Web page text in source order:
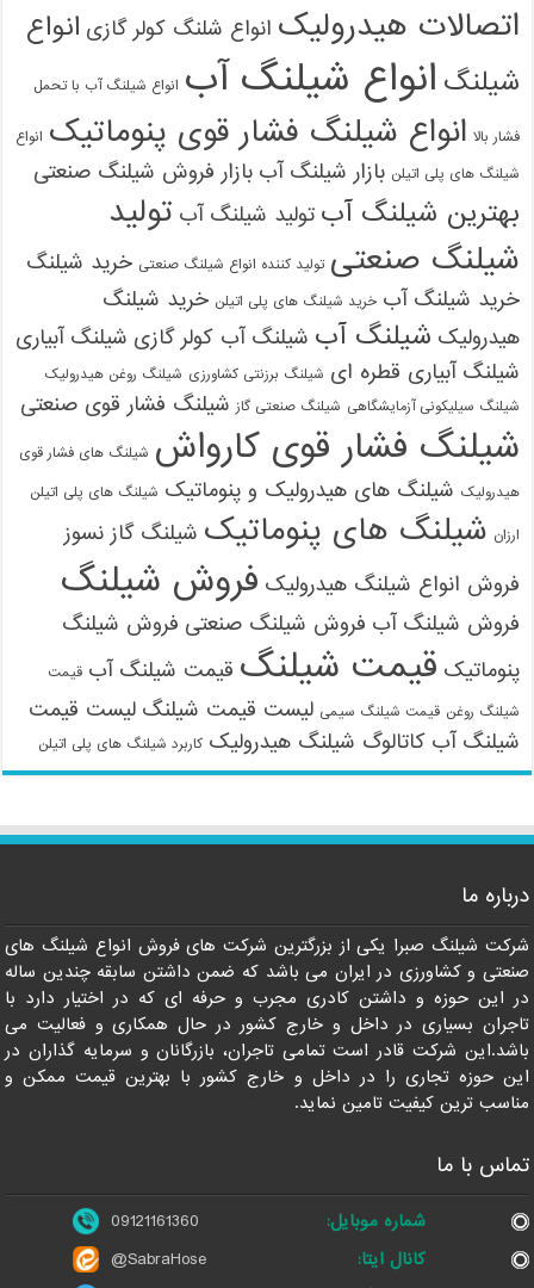
اتصالات هیدرولیک انواع شلنگ کولر گازی انواع
شیلنگ انواع شیلنگ آب انواع شیلنگ آب با تحمل
فشار بالا انواع شیلنگ فشار قوی پنوماتیک انواع
شیلنگ های پلی اتیلن بازار شیلنگ آب بازار فروش شیلنگ صنعتی
بهترین شیلنگ آب تولید شیلنگ آب تولید
شیلنگ صنعتی تولید کننده انواع شیلنگ صنعتی خرید شیلنگ
خرید شیلنگ آب خرید شیلنگ های پلی اتیلن خرید شیلنگ
هیدرولیک شیلنگ آب شیلنگ آب کولر گازی شیلنگ آبیاری
شیلنگ آبیاری قطره ای شیلنگ برزنتی کشاورزی شیلنگ روغن هیدرولیک
شیلنگ سیلیکونی آزمایشگاهی شیلنگ صنعتی گاز شیلنگ فشار قوی صنعتی
شیلنگ فشار قوی کارواش شیلنگ های فشار قوی
هیدرولیک شیلنگ های هیدرولیک و پنوماتیک شیلنگ های پلی اتیلن
ارزان شیلنگ های پنوماتیک شیلنگ گاز نسوز
فروش انواع شیلنگ هیدرولیک فروش شیلنگ
فروش شیلنگ آب فروش شیلنگ صنعتی فروش شیلنگ
پنوماتیک قیمت شیلنگ قیمت شیلنگ آب قیمت
شیلنگ روغن قیمت شیلنگ سیمی لیست قیمت شیلنگ لیست قیمت
شیلنگ آب کاتالوگ شیلنگ هیدرولیک کاربرد شیلنگ های پلی اتیلن
درباره ما
شرکت شیلنگ صبرا یکی از بزرگترین شرکت های فروش انواع شیلنگ های
صنعتی و کشاورزی در ایران می باشد که ضمن داشتن سابقه چندین ساله
در این حوزه و داشتن کادری مجرب و حرفه ای که در اختیار دارد با
تاجران بسیاری در داخل و خارج کشور در حال همکاری و فعالیت می
باشد.این شرکت قادر است تمامی تاجران، بازرگانان و سرمایه گذاران در
این حوزه تجاری را در داخل و خارج کشور با بهترین قیمت ممکن و
مناسب ترین کیفیت تامین نماید.
تماس با ما
شماره موبایل:
09121161360
کانال ایتا:
@SabraHose
09121161360